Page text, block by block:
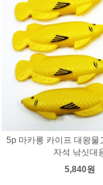
5p 마카롱 카이프 대왕물
자석 낚싯대
5,840원